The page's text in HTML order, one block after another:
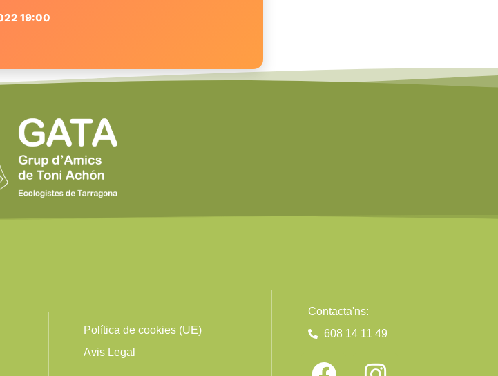
19:00
Política de cookies (UE)
Avis Legal
Contacta'ns:
608 14 11 49